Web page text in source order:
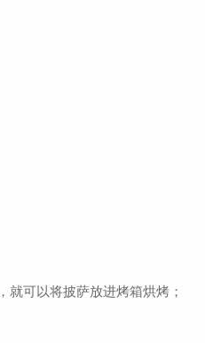
就可以将披萨放进烤箱烘烤；